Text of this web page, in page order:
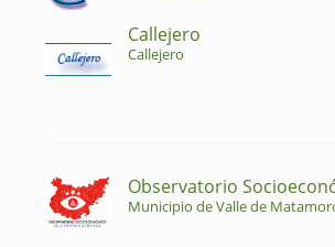
Callejero
Callejero
Observatorio
Municipio de Valle de